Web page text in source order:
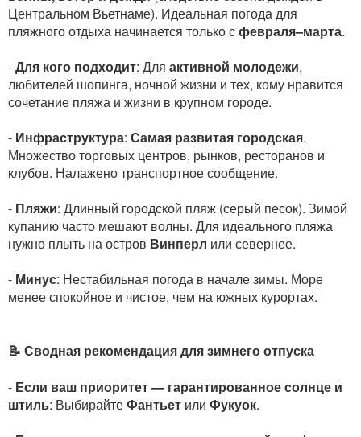
Центральном Вьетнаме). Идеальная погода для
пляжного отдыха начинается только сфевраля–марта.
-Для кого подходит: Для активной молодежи,
любителей шопинга, ночной жизни и тех, кому нравится
сочетание пляжа и жизни в крупном городе.
- Инфраструктура: Самая развитая городская.
Множество торговых центров, рынков, ресторанов и
клубов. Налажено транспортное сообщение.
- Пляжи: Длинный городской пляж (серый песок). Зимой
купанию часто мешают волны. Для идеального пляжа
нужно плыть на остров Винперл или севернее.
- Минус: Нестабильная погода в начале зимы. Море
менее спокойное и чистое, чем на южных курортах.
📝 Сводная рекомендация для зимнего отпуска
- Если ваш приоритет — гарантированное солнце и
штиль: ВыбирайтеФантьет или Фукуок.